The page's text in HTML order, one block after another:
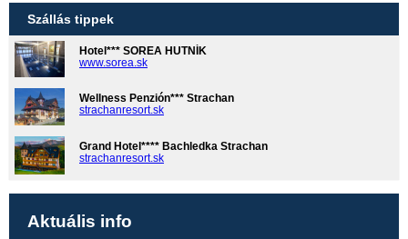
Szállás tippek
Hotel*** SOREA HUTNÍK
www.sorea.sk
Wellness Penzión*** Strachan
strachanresort.sk
Grand Hotel**** Bachledka Strachan
strachanresort.sk
Aktuális info